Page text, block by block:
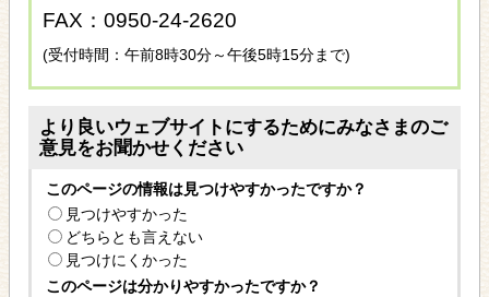
FAX：0950-24-2620
(受付時間：午前8時30分～午後5時15分まで)
より良いウェブサイトにするためにみなさまのご
意見をお聞かせください
このページの情報は見つけやすかったですか？
見つけやすかった
どちらとも言えない
見つけにくかった
このページは分かりやすかったですか？